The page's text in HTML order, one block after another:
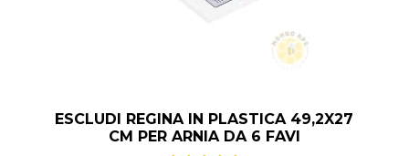
ESCLUDI REGINA IN PLASTICA 49,2X27
CM PER ARNIA DA 6 FAVI